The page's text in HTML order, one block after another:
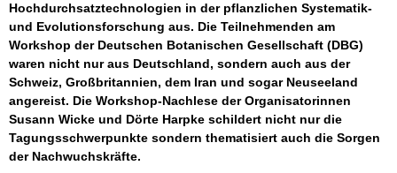
Hochdurchsatztechnologien in der pflanzlichen Systematik-
und Evolutionsforschung aus. Die Teilnehmenden am
Workshop der Deutschen Botanischen Gesellschaft (DBG)
waren nicht nur aus Deutschland, sondern auch aus der
Schweiz, Großbritannien, dem Iran und sogar Neuseeland
angereist. Die Workshop-Nachlese der Organisatorinnen
Susann Wicke und Dörte Harpke schildert nicht nur die
Tagungsschwerpunkte sondern thematisiert auch die Sorgen
der Nachwuchskräfte.